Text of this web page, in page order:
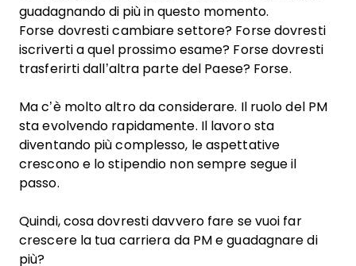
guadagnando di più in questo momento.
Forse dovresti cambiare settore? Forse dovresti
iscriverti a quel prossimo esame? Forse dovresti
trasferirti dall’altra parte del Paese? Forse.
Ma c’è molto altro da considerare. Il ruolo del PM
sta evolvendo rapidamente. Il lavoro sta
diventando più complesso, le aspettative
crescono e lo stipendio non sempre segue il
passo.
Quindi, cosa dovresti davvero fare se vuoi far
crescere la tua carriera da PM e guadagnare di
più?